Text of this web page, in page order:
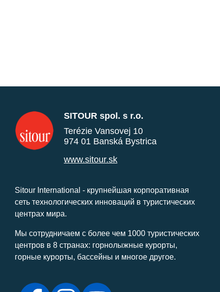
SITOUR spol. s r.o.
Terézie Vansovej 10
974 01 Banská Bystrica
www.sitour.sk
Sitour International - крупнейшая корпоративная
сеть технологических инноваций в туристических
центрах мира.
Мы сотрудничаем с более чем 1000 туристических
центров в 8 странах: горнолыжные курорты,
горные курорты, бассейны и многое другое.